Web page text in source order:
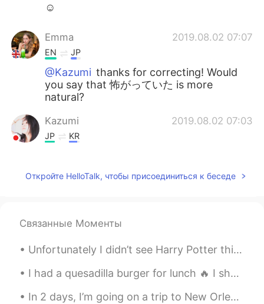
☺️
Emma 2019.08.02 07:07
EN JP
@Kazumi thanks for correcting! Would
you say that 怖がっていた is more
natural?
Kazumi 2019.08.02 07:03
JP KR
した😓 。
した😓 。（or とても怖がっていた）
でも旅行から帰ったら、ネコちゃんが
でも旅行から帰ったら、ネコちゃんが
両親の犬と猫と仲良くしてた ！
Откройте HelloTalk, чтобы присоединиться к беседе
Связанные Моменты
Unfortunately I didn’t see Harry Potter this time. I guess he was busy at school #oxford #harrypo...
I had a quesadilla burger for lunch 🔥 I shared the appetizer and desert with my family. They wer...
In 2 days, I’m going on a trip to New Orleans!! I’m so excited because I’ve never been there ☺️ t...